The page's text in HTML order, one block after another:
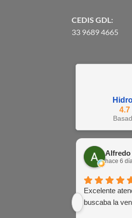
CEDIS GDL:
33 9689 4665
4.7
Alfredo
hace 6
Excelente
buscaba la